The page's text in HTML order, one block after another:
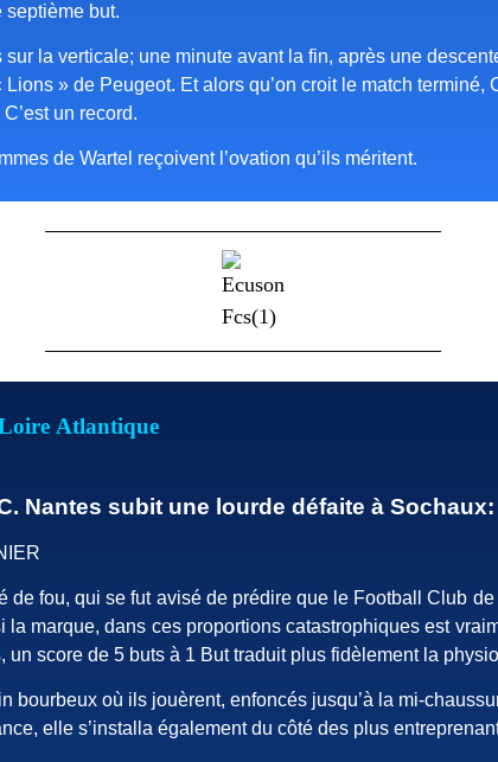
septième but.
la verticale; une minute avant la fin, après une
» de Peugeot. Et alors qu’on croit le match
un record.
de Wartel reçoivent l’ovation qu’ils méritent.
Atlantique
Nantes subit une lourde défaite à Sochaux:
de fou, qui se fut avisé de prédire que le Football Club
la marque, dans ces proportions catastrophiques est
un score de 5 buts à 1 But traduit plus fidèlement la
bourbeux où ils jouèrent, enfoncés jusqu’à la mi-
elle s’installa également du côté des plus